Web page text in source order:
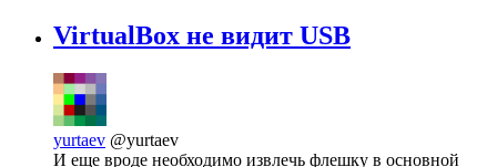
VirtualBox не видит USB
yurtaev @yurtaev
И еще вроде необходимо извлечь флешку в основной